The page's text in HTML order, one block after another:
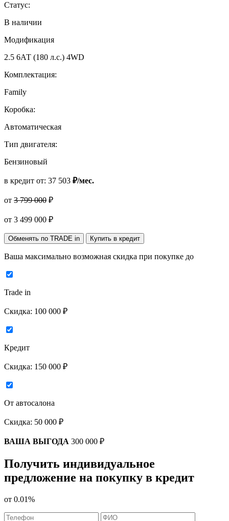
Статус:
В наличии
Модификация
2.5 6АТ (180 л.с.) 4WD
Комплектация:
Family
Коробка:
Автоматическая
Тип двигателя:
Бензиновый
в кредит от: 37 503 ₽/мес.
от 3 799 000 ₽
от 3 499 000 ₽
Обменять по TRADE in Купить в кредит
Ваша максимально возможная скидка при покупке до
Trade in
Скидка: 100 000 ₽
Кредит
Скидка: 150 000 ₽
От автосалона
Скидка: 50 000 ₽
ВАША ВЫГОДА 300 000 ₽
Получить индивидуальное
предложение на покупку в кредит
от 0.01%